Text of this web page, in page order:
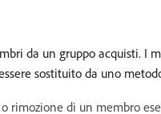
da un gruppo acquisti.
sostituito da uno
rimozione di un membro